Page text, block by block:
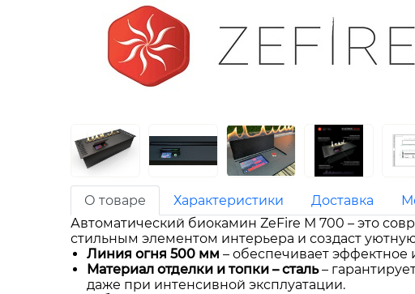
О товаре Характеристики Доставка
Автоматический биокамин ZeFire М 700 – это
стильным элементом интерьера и создаст
Линия огня 500 мм – обеспечивает эффектное
Материал отделки и топки – сталь–
даже при интенсивной эксплуатации.